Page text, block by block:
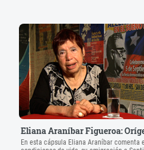
Eliana Araníbar Figueroa:
En esta cápsula Eliana Araníbar comenta